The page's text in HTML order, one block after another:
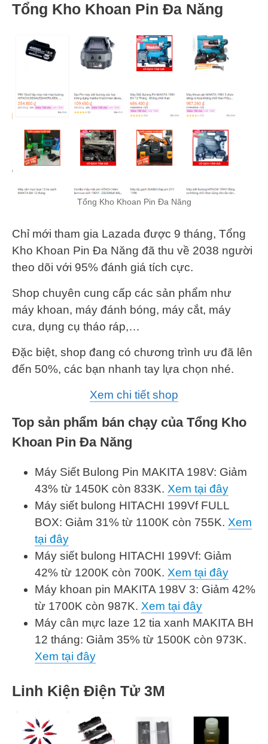
Tổng Kho Khoan Pin Đa Năng
Tổng Kho Khoan Pin Đa Năng
Chỉ mới tham gia Lazada được 9 tháng, Tổng
Kho Khoan Pin Đa Năng đã thu về 2038 người
theo dõi với 95% đánh giá tích cực.
Shop chuyên cung cấp các sản phẩm như
máy khoan, máy đánh bóng, máy cắt, máy
cưa, dụng cụ tháo ráp,…
Đặc biệt, shop đang có chương trình ưu đã lên
đến 50%, các bạn nhanh tay lựa chọn nhé.
Xem chi tiết shop
Top sản phẩm bán chạy của Tổng Kho
Khoan Pin Đa Năng
Máy Siết Bulong Pin MAKITA 198V: Giảm
43% từ 1450K còn 833K. Xem tại đây
Máy siết bulong HITACHI 199Vf FULL
BOX: Giảm 31% từ 1100K còn 755K. Xem
tại đây
Máy siết bulong HITACHI 199Vf: Giảm
42% từ 1200K còn 700K. Xem tại đây
Máy khoan pin MAKITA 198V 3: Giảm 42%
từ 1700K còn 987K. Xem tại đây
Máy cân mực laze 12 tia xanh MAKITA BH
12 tháng: Giảm 35% từ 1500K còn 973K.
Xem tại đây
Linh Kiện Điện Tử 3M